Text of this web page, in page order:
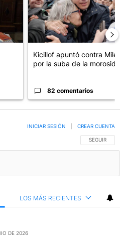
Kicillof apuntó contra Milei
por la suba de la morosida...
82 comentarios
SIGA ESTA
SEGUIR
INICIAR SESIÓN CREAR CUENTA
LOS MÁS RECIENTES
DE 2026